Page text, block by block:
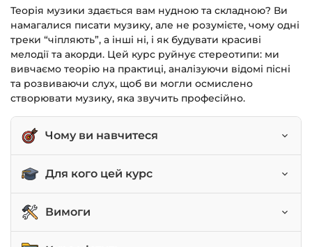
Теорія музики здається вам нудною та складною? Ви
намагалися писати музику, але не розумієте, чому одні
треки “чіпляють”, а інші ні, і як будувати красиві
мелодії та акорди. Цей курс руйнує стереотипи: ми
вивчаємо теорію на практиці, аналізуючи відомі пісні
та розвиваючи слух, щоб ви могли осмислено
створювати музику, яка звучить професійно.
Чому ви навчитеся
Читати та записувати ноти.
Правильно будувати мелодії, інтервали та
акорди.
Створювати красиві та логічні акордові
Для кого цей курс
Музиканти-початківці та сонграйтери.
Саунд-продюсери та аранжувальники.
Вимоги